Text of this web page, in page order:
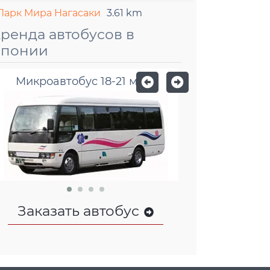
Мира Нагасаки 3.61 km
автобусов в
Микроавтобус 18-21 мест
Заказать автобус